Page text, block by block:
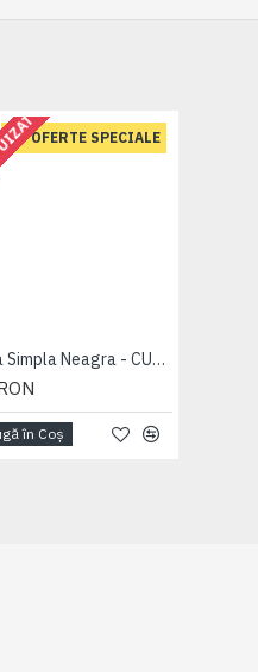
OFERTE SPECIALE
Curea Simpla Neagra - CUREA PLAIN NEAGRA - 2XL 3XL 4XL 5XL 6XL 7XL
în Coş